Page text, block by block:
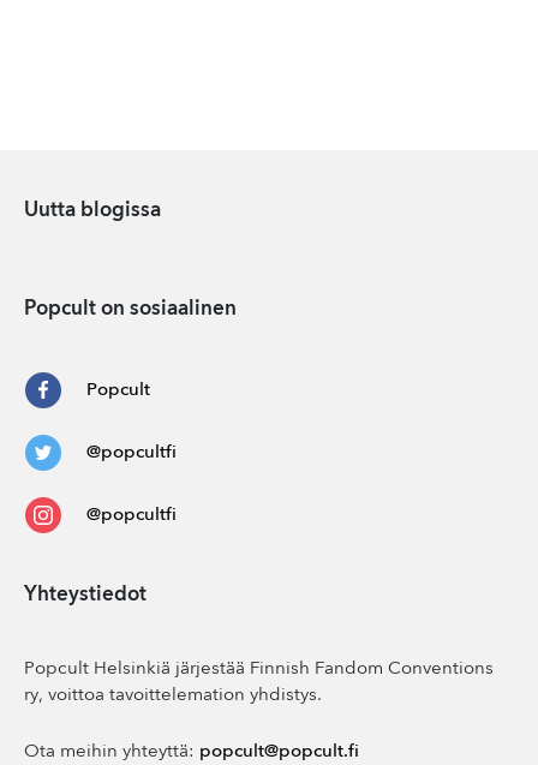
Uutta blogissa
Popcult on sosiaalinen
Popcult
@popcultfi
@popcultfi
Yhteystiedot
Popcult Helsinkiä järjestää Finnish Fandom Conventions
ry, voittoa tavoittelemation yhdistys.
Ota meihin yhteyttä: popcult@popcult.fi